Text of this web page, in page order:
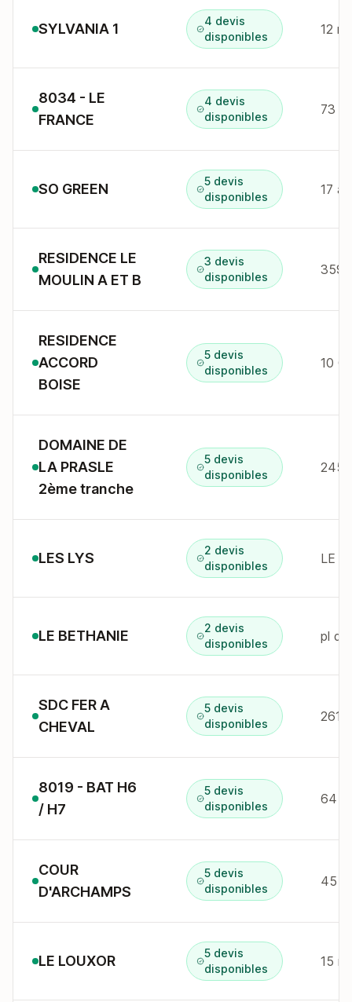
SYLVANIA 1
4 devis
disponibles
12 r
8034 - LE
FRANCE
4 devis
disponibles
73
SO GREEN
5 devis
disponibles
17
RESIDENCE LE
MOULIN A ET B
3 devis
disponibles
359
RESIDENCE
ACCORD
BOISE
5 devis
disponibles
DOMAINE DE
LA PRASLE
2ème tranche
5 devis
disponibles
LES LYS
2 devis
disponibles
LE
LE BETHANIE
2 devis
disponibles
pl
SDC FER A
CHEVAL
5 devis
disponibles
8019 - BAT H6
/ H7
5 devis
disponibles
64
COUR
D'ARCHAMPS
5 devis
disponibles
45
LE LOUXOR
5 devis
disponibles
15 r